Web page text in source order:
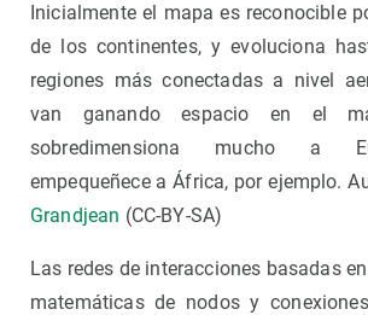
Inicialmente el mapa es reconocible
de los continentes, y evoluciona
regiones más conectadas a nivel
van ganando espacio en el
sobredimensiona mucho a
empequeñece a África, por ejemplo.
Grandjean (CC-BY-SA)
Las redes de interacciones basadas
matemáticas de nodos y